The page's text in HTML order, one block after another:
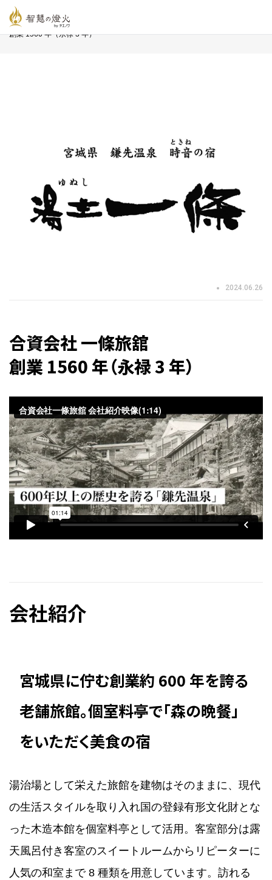
智慧の燈火オンライン
創業 1560 年（永禄 3 年）
2024.06.26
合資会社 一條旅舘
創業 1560 年（永禄 3 年）
会社紹介
宮城県に佇む創業約 600 年を誇る
老舗旅館。個室料亭で「森の晩餐」
をいただく美食の宿
湯治場として栄えた旅館を建物はそのままに、現代
の生活スタイルを取り入れ国の登録有形文化財とな
った木造本館を個室料亭として活用。客室部分は露
天風呂付き客室のスイートルームからリピーターに
人気の和室まで 8 種類を用意しています。訪れる